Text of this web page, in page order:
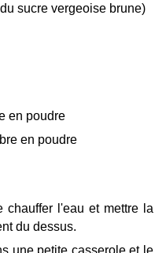
sucre vergeoise brune)
en poudre
en poudre
chauffer l'eau et mettre la
du dessus.